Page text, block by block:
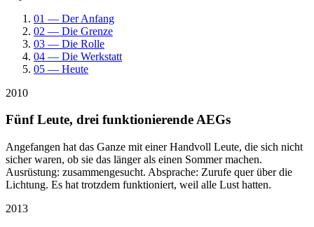
01 — Der Anfang
02 — Die Grenze
03 — Die Rolle
04 — Die Werkstatt
05 — Heute
2010
Fünf Leute, drei funktionierende AEGs
Angefangen hat das Ganze mit einer Handvoll Leute, die sich nicht
sicher waren, ob sie das länger als einen Sommer machen.
Ausrüstung: zusammengesucht. Absprache: Zurufe quer über die
Lichtung. Es hat trotzdem funktioniert, weil alle Lust hatten.
2013